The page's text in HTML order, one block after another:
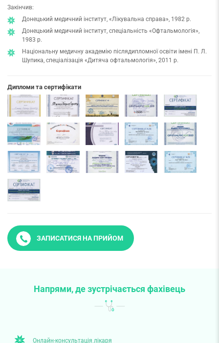
Закінчив:
Донецький медичний інститут, «Лікувальна справа», 1982 р.
Донецький медичний інститут, спеціальність «Офтальмологія»,
1983 р.
Національну медичну академію післядипломної освіти імені П. Л.
Шупика, спеціалізація «Дитяча офтальмологія», 2011 р.
Дипломи та сертифікати
ЗАПИСАТИСЯ НА ПРИЙОМ
Напрями, де зустрічається фахівець
Онлайн-консультація лікаря